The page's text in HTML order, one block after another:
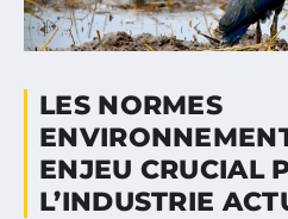
LES NORMES
ENJEU CRUCIAL
L’INDUSTRIE